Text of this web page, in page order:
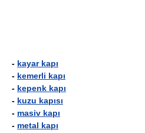
- kayar kapı
- kemerli kapı
- kepenk kapı
- kuzu kapısı
- masiv kapı
- metal kapı